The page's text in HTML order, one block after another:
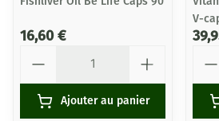
16,60 €
Ajouter au panier
V-